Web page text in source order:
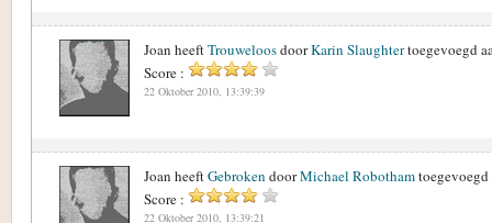
Joan heeftTrouweloosdoorKarin Slaughtertoegevoegd
Score :
22 Oktober 2010, 13:39:39
Joan heeftGebroken doorMichael Robothamtoegevoegd
Score :
22 Oktober 2010, 13:39:21